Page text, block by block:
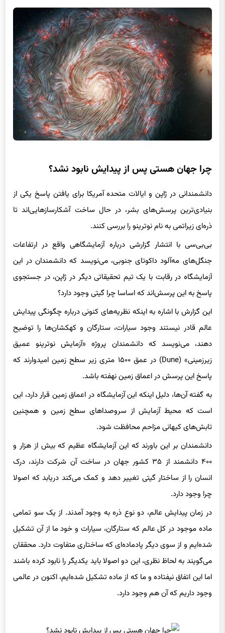
چرا جهان هستی پس از پیدایش نابود نشد؟
دانشمندانی در ژاپن و ایالات متحده آمریکا برای یافتن پاسخ یکی از
بنیادی‌ترین پرسش‌های بشر، در حال ساخت آشکارسازهایی‌اند تا
ذره‌ای زیراتمی به نام نوترینو را بررسی کنند.
بی‌بی‌سی با انتشار گزارشی درباره آزمایشگاهی واقع در ارتفاعات
جنگل‌های مه‌آلود داکوتای جنوبی، می‌نویسد که دانشمندان در این
آزمایشگاه در رقابت با یک تیم تحقیقاتی دیگر در ژاپن، در جستجوی
پاسخ به این پرسش‌اند که اساسا چرا گیتی وجود دارد؟
این گزارش با اشاره به اینکه نظریه‌های کنونی درباره چگونگی پیدایش
عالم قادر نیستند وجود سیارات، ستارگان و کهکشان‌ها را توضیح
دهند، می‌نویسد که دانشمندان پروژه‌ «آزمایش نوترینو عمیق
زیرزمینی» (Dune) در عمق ۱۵۰۰ متری زیر سطح زمین امیدوارند که
پاسخ این پرسش در اعماق زمین نهفته باشد.
به گفته آن‌ها، دلیل اینکه این آزمایشگاه در اعماق زمین قرار دارد، این
است که محیط آزمایش از سروصداهای سطح زمین و همچنین
تابش‌های کیهانی مزاحم محافظت شود.
دانشمندان بر این باورند که این آزمایشگاه عظیم که بیش از هزار و
۴۰۰ دانشمند از ۳۵ کشور جهان در ساخت آن شرکت دارند، درک
انسان را از ساختار گیتی تغییر دهد و کمک می‌کند دریابد که اصولا
چرا وجود دارد.
در زمان پیدایش عالم، دو نوع ذره به وجود آمدند. از یک سو تمامی
ماده موجود در کل عالم که ستارگان، سیارات و خود ما از آن تشکیل
شده‌ایم و از سوی دیگر پادماده‌ای که ساختاری متفاوت دارد. محققان
می‌گویند به لحاظ نظری، این دو اصولا باید یکدیگر را نابود کرده باشند
اما این اتفاق نیفتاده و ما که از ماده تشکیل شده‌ایم، اکنون در عالمی
وجود داریم که آن‌ هم وجود دارد.